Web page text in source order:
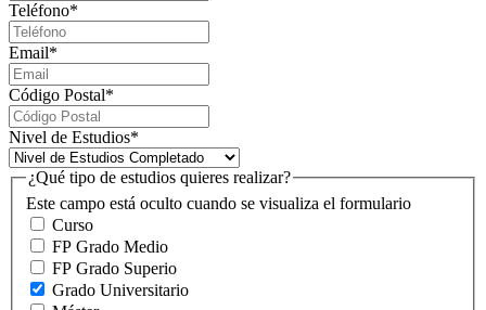
Teléfono*
Email*
Código Postal*
Nivel de Estudios*
Este campo está oculto cuando se visualiza el formulario
¿Qué tipo de estudios quieres realizar?
Curso
FP Grado Medio
FP Grado Superio
Grado Universitario